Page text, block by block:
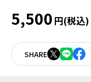
5,500円(税込)
SHARE